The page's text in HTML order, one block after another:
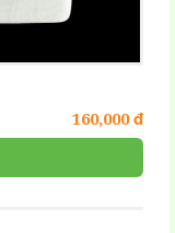
160,000 đ